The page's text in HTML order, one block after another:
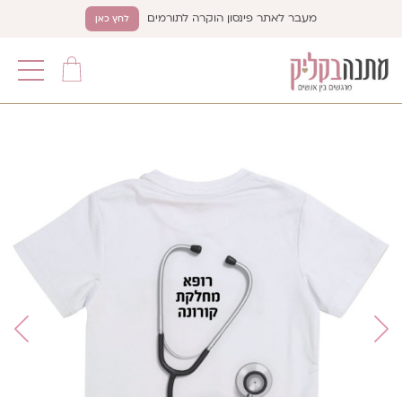
מעבר לאתר פינסון הוקרה לתורמים לחץ כאן
תפריט